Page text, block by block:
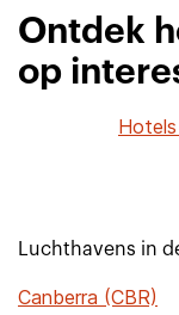
Ontdek
op
Luchthavens in
Canberra (CBR)